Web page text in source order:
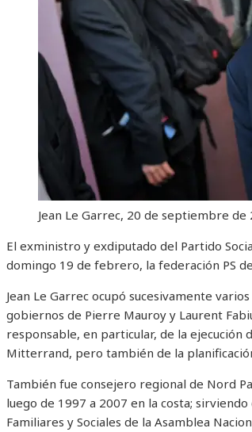
Jean Le Garrec, 20 de septiembre de
El exministro y exdiputado del Partido
domingo 19 de febrero, la federación PS
Jean Le Garrec ocupó sucesivamente
gobiernos de Pierre Mauroy y Laurent
responsable, en particular, de la ejecución
Mitterrand, pero también de la
También fue consejero regional de Nord
luego de 1997 a 2007 en la costa;
Familiares y Sociales de la Asamblea